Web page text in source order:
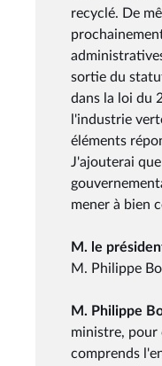
recyclé. De
sortie du
dans la loi du
l'industrie
éléments
J'ajouterai
mener à bien
M. le
M. Philippe
M. Philippe
ministre, pour
comprends